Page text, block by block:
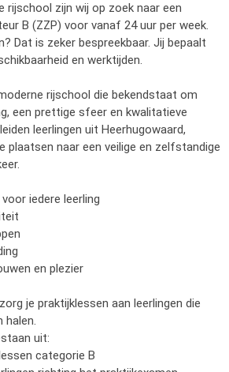
rijschool zijn wij op zoek naar een
B (ZZP) voor vanaf 24 uur per week.
Dat is zeker bespreekbaar. Jij bepaalt
en werktijden.
rijschool die bekendstaat om
een prettige sfeer en kwalitatieve
leerlingen uit Heerhugowaard,
plaatsen naar een veilige en zelfstandige
iedere leerling
en plezier
je praktijklessen aan leerlingen die
halen.
uit:
categorie B